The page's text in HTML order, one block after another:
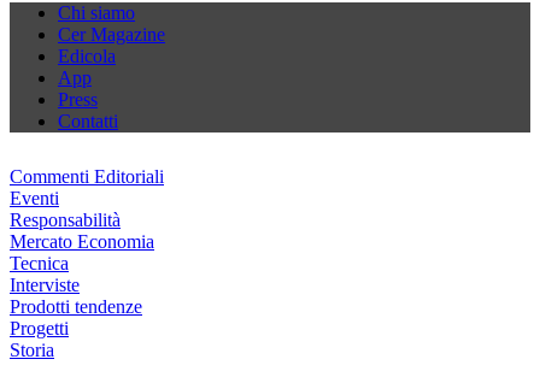
Chi siamo
Cer Magazine
Edicola
App
Press
Contatti
Commenti Editoriali
Eventi
Responsabilità
Mercato Economia
Tecnica
Interviste
Prodotti tendenze
Progetti
Storia